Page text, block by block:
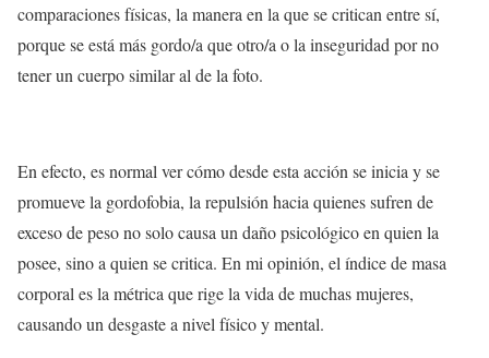
comparaciones físicas, la manera en la que se critican entre sí,
porque se está más gordo/a que otro/a o la inseguridad por no
tener un cuerpo similar al de la foto.
En efecto, es normal ver cómo desde esta acción se inicia y se
promuevela gordofobia, la repulsión hacia quienes sufren de
exceso de peso no solo causa un daño psicológico en quien la
posee, sino a quien se critica. En mi opinión, el índice de masa
corporal es la métrica que rige la vida de muchas mujeres,
causando un desgaste a nivel físico y mental.